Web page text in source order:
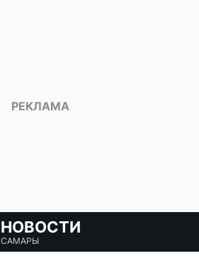
НОВОСТИ
САМАРЫ